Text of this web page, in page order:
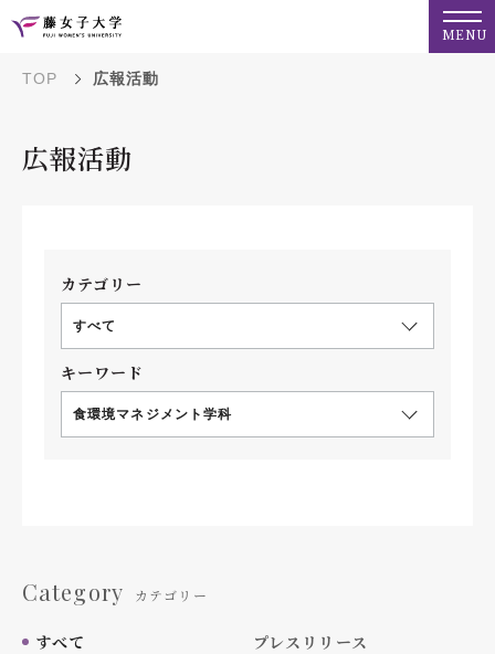
MENU
TOP 広報活動
広報活動
カテゴリー
すべて
キーワード
食環境マネジメント学科
Category カテゴリー
すべて
プレスリリース